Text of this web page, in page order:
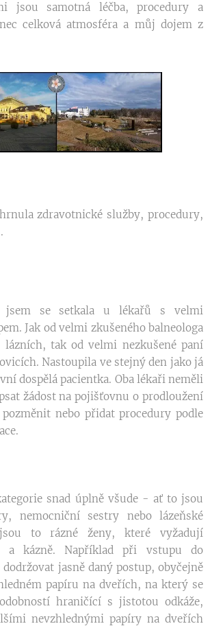
jsou samotná léčba, procedury a
celková atmosféra a můj dojem z
zdravotnické služby, procedury,
jsem se setkala u lékařů s velmi
Jak od velmi zkušeného balneologa
lázních, tak od velmi nezkušené paní
Nastoupila ve stejný den jako já
dospělá pacientka. Oba lékaři neměli
žádost na pojišťovnu o prodloužení
nebo přidat procedury podle
snad úplně všude - ať to jsou
nemocniční sestry nebo lázeňské
to rázné ženy, které vyžadují
a kázně. Například při vstupu do
jasně daný postup, obyčejně
papíru na dveřích, na který se
hraničící s jistotou odkáže,
nevzhlednými papíry na dveřích